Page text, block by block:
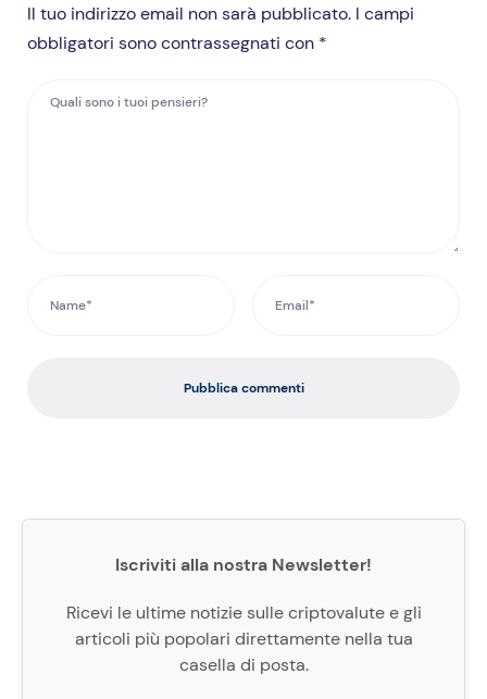
Il tuo indirizzo email non sarà pubblicato. I campi
obbligatori sono contrassegnati con *
Pubblica commenti
Iscriviti alla nostra Newsletter!
Ricevi le ultime notizie sulle criptovalute e gli
articoli più popolari direttamente nella tua
casella di posta.